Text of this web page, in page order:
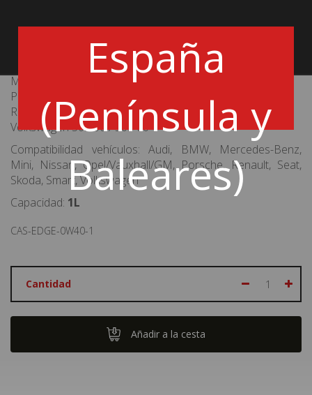
España
(Península y
Baleares)
Meets Fiat 9.55535-S2
MB-approval 229.31 / 229.51
Porsche A40
Renault RN 0700 / RN 0710
Volkswagen 502 00 / 505 00
Compatibilidad vehículos: Audi, BMW, Mercedes-Benz,
Mini, Nissan, Opel/Vauxhall/GM, Porsche, Renault, Seat,
Skoda, Smart, Volkswagen
Capacidad: 1L
CAS-EDGE-0W40-1
Cantidad
Añadir a la cesta